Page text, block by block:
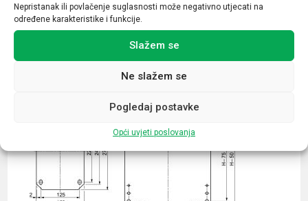
Nepristanak ili povlačenje suglasnosti može negativno utjecati na
određene karakteristike i funkcije.
Slažem se
Ne slažem se
Pogledaj postavke
Opći uvjeti poslovanja
Povezani proizvodi